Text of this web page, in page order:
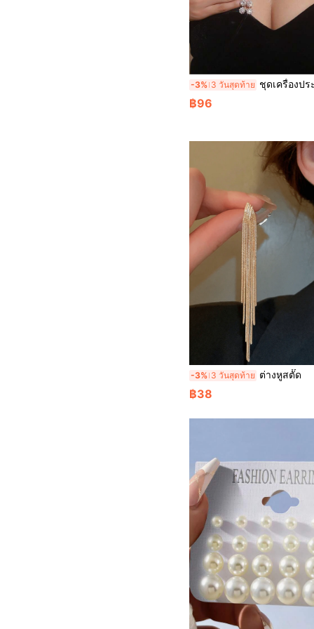
-3% 3 วันสุดท้าย ชุดเครื่องประดับ ที่เป็นประกาย พลอยเทียมเต็ม
฿96
-3% 3 วันสุดท้าย ต่างหูสตั๊ด
฿38